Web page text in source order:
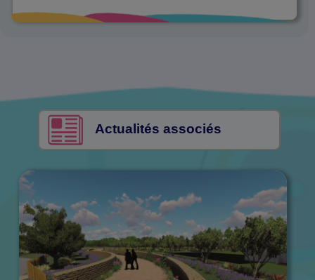
Actualités associés